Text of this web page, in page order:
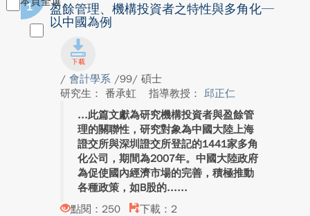
1
盈餘管理、機構投資者之特性與多角化─
以中國為例
/ 會計學系 /99/ 碩士
研究生： 番承虹
指導教授： 邱正仁
此篇文獻為研究機構投資者與盈餘管
理的關聯性，研究對象為中國大陸上海
證交所與深圳證交所登記的1441家多角
化公司，期間為2007年。中國大陸政府
為促使國內經濟市場的完善，積極推動
各種政策，如B股的...
點閱：250
下載：2